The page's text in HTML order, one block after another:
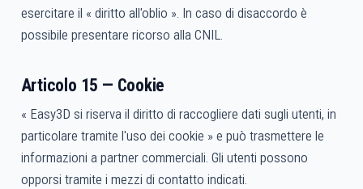
esercitare il « diritto all'oblio ». In caso di disaccordo è
possibile presentare ricorso alla CNIL.
Articolo 15 — Cookie
« Easy3D si riserva il diritto di raccogliere dati sugli utenti, in
particolare tramite l'uso dei cookie » e può trasmettere le
informazioni a partner commerciali. Gli utenti possono
opporsi tramite i mezzi di contatto indicati.